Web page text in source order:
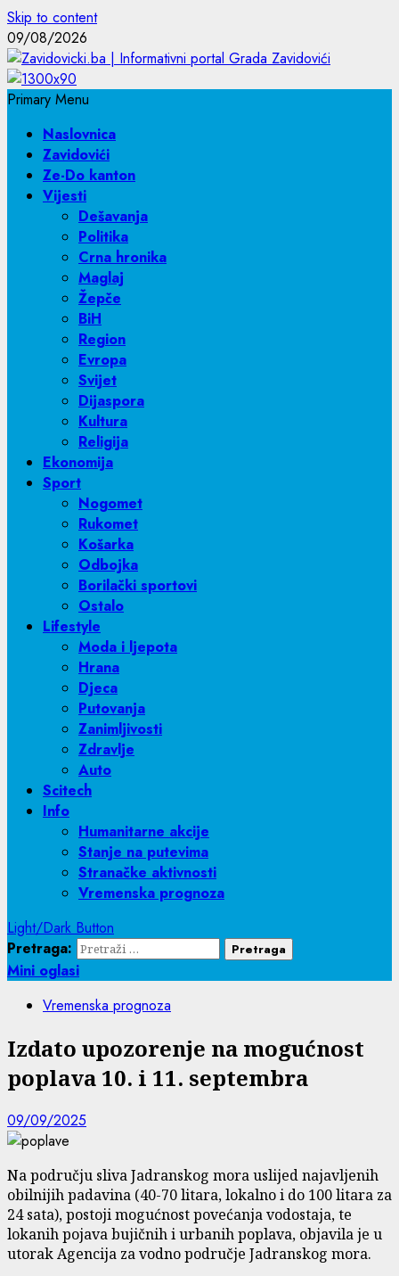
Skip to content
09/08/2026
Primary Menu
Naslovnica
Zavidovići
Ze-Do kanton
Vijesti
Dešavanja
Politika
Crna hronika
Maglaj
Žepče
BiH
Region
Evropa
Svijet
Dijaspora
Kultura
Religija
Ekonomija
Sport
Nogomet
Rukomet
Košarka
Odbojka
Borilački sportovi
Ostalo
Lifestyle
Moda i ljepota
Hrana
Djeca
Putovanja
Zanimljivosti
Zdravlje
Auto
Scitech
Info
Humanitarne akcije
Stanje na putevima
Stranačke aktivnosti
Vremenska prognoza
Light/Dark Button
Pretraga:
Mini oglasi
Vremenska prognoza
Izdato upozorenje na mogućnost
poplava 10. i 11. septembra
09/09/2025
Na području sliva Jadranskog mora uslijed najavljenih
obilnijih padavina (40-70 litara, lokalno i do 100 litara za
24 sata), postoji mogućnost povećanja vodostaja, te
lokanih pojava bujičnih i urbanih poplava, objavila je u
utorak Agencija za vodno područje Jadranskog mora.